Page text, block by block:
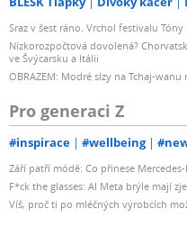
Sraz v šest ráno. Vrchol festivalu
Nízkorozpočtová dovolená?
ve Švýcarsku a Itálii
OBRAZEM: Modré slzy na Tchaj-
Pro generaci Z
#inspirace #wellbeing
Září patří módě: Co přinese
F*ck the glasses: AI Meta brýle mají
Víš, proč ti po mléčných výrobcích